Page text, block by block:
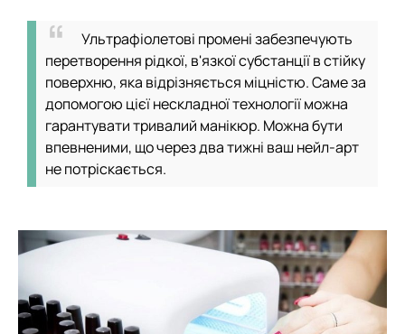
Ультрафіолетові промені забезпечують
перетворення рідкої, в'язкої субстанції в стійку
поверхню, яка відрізняється міцністю. Саме за
допомогою цієї нескладної технології можна
гарантувати тривалий манікюр. Можна бути
впевненими, що через два тижні ваш нейл-арт
не потріскається.